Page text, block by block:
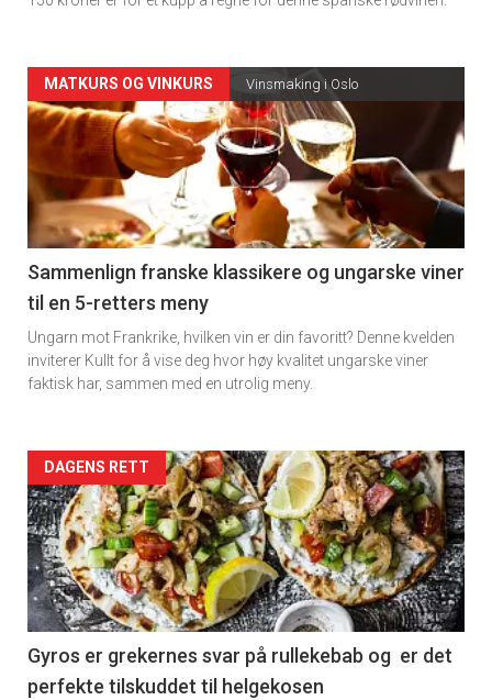
Forsiden
akkurat
nå
-
5
MATKURS OG VINKURS Vinsmaking i Oslo
Sammenlign franske klassikere og ungarske viner
til en 5-retters meny
Ungarn mot Frankrike, hvilken vin er din favoritt? Denne kvelden
inviterer Kullt for å vise deg hvor høy kvalitet ungarske viner
faktisk har, sammen med en utrolig meny.
Forsiden
akkurat
nå
-
6
DAGENS RETT
Gyros er grekernes svar på rullekebab og er det
perfekte tilskuddet til helgekosen